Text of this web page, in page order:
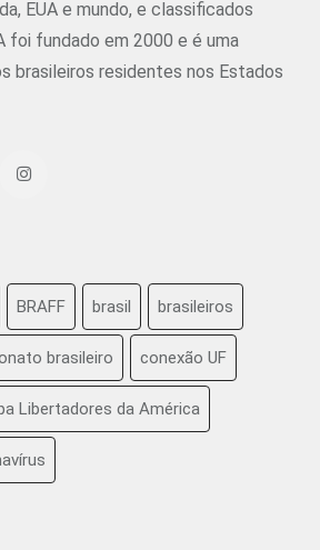
EUA e mundo, e classificados
foi fundado em 2000 e é uma
brasileiros residentes nos Estados
BRAFF brasil brasileiros
brasileiro conexão UF
Libertadores da América